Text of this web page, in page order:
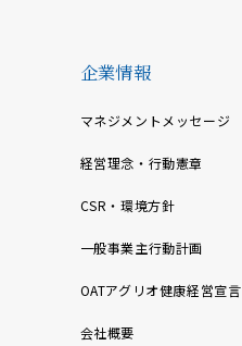
企業情報
マネジメントメッセージ
経営理念・行動憲章
CSR・環境方針
一般事業主行動計画
OATアグリオ健康経営宣言
会社概要